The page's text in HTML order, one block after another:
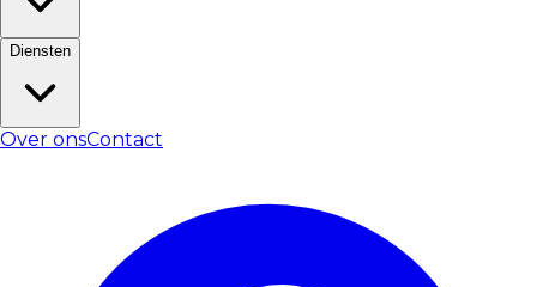
Diensten
Over onsContact